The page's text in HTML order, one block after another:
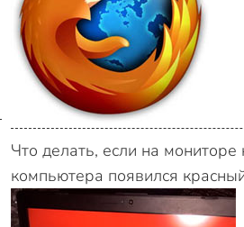
Что делать, если на мониторе
компьютера появился